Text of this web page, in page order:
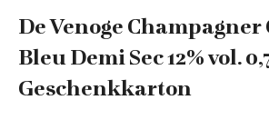
De Venoge
Bleu Demi Sec 12% vol.
Geschenkkarton